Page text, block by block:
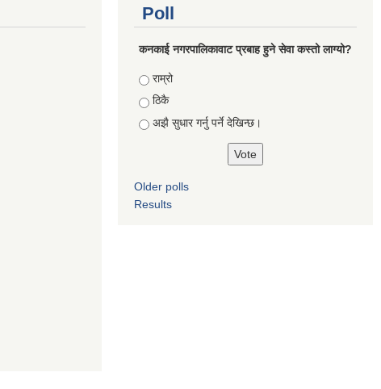
Poll
कनकाई नगरपालिकावाट प्रबाह हुने सेवा कस्तो लाग्यो?
Choices
राम्रो
ठिकै
अझै सुधार गर्नु पर्ने देखिन्छ।
Older polls
Results